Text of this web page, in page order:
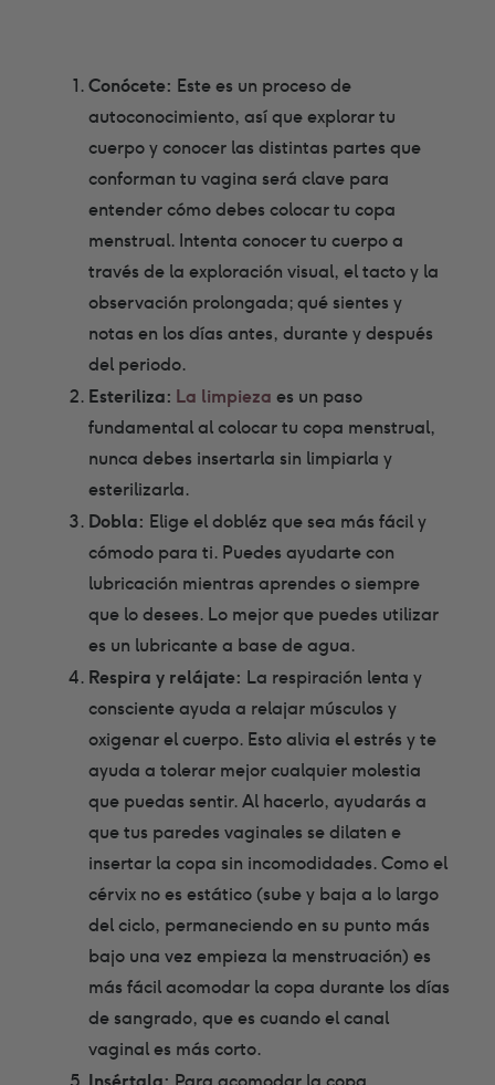
Conócete: Este es un proceso de
autoconocimiento, así que explorar tu
cuerpo y conocer las distintas partes que
conforman tu vagina será clave para
entender cómo debes colocar tu copa
menstrual. Intenta conocer tu cuerpo a
través de la exploración visual, el tacto y la
observación prolongada; qué sientes y
notas en los días antes, durante y después
del periodo.
Esteriliza: La limpieza es un paso
fundamental al colocar tu copa menstrual,
nunca debes insertarla sin limpiarla y
esterilizarla.
Dobla: Elige el dobléz que sea más fácil y
cómodo para ti. Puedes ayudarte con
lubricación mientras aprendes o siempre
que lo desees. Lo mejor que puedes utilizar
es un lubricante a base de agua.
Respira y relájate: La respiración lenta y
consciente ayuda a relajar músculos y
oxigenar el cuerpo. Esto alivia el estrés y te
ayuda a tolerar mejor cualquier molestia
que puedas sentir. Al hacerlo, ayudarás a
que tus paredes vaginales se dilaten e
insertar la copa sin incomodidades. Como el
cérvix no es estático (sube y baja a lo largo
del ciclo, permaneciendo en su punto más
bajo una vez empieza la menstruación) es
más fácil acomodar la copa durante los días
de sangrado, que es cuando el canal
vaginal es más corto.